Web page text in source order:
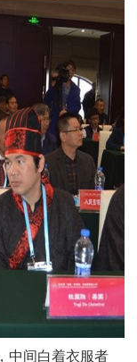
中间白着衣服者